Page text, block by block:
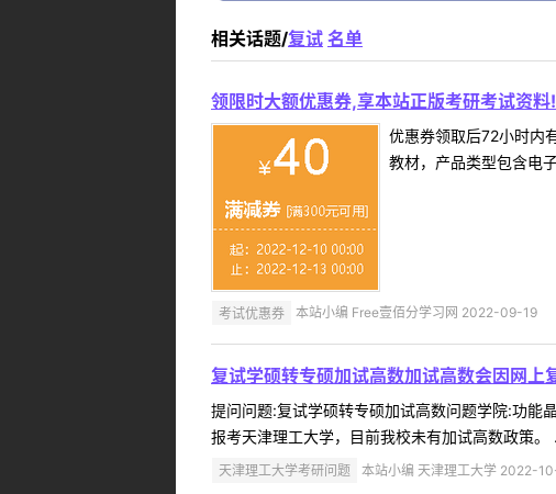
相关话题/复试 名单
领限时大额优惠券,享本站正版考研考试资料!
优惠券领取后72小时内
教材，产品类型包含电
考试优惠券 本站小编 Free壹佰分学习网 2022-09-19
复试学硕转专硕加试高数加试高数会因网上
提问问题:复试学硕转专硕加试高数问题学院:功
报考天津理工大学，目前我校未有加试高数政策。
天津理工大学考研问题 本站小编 天津理工大学 2022-